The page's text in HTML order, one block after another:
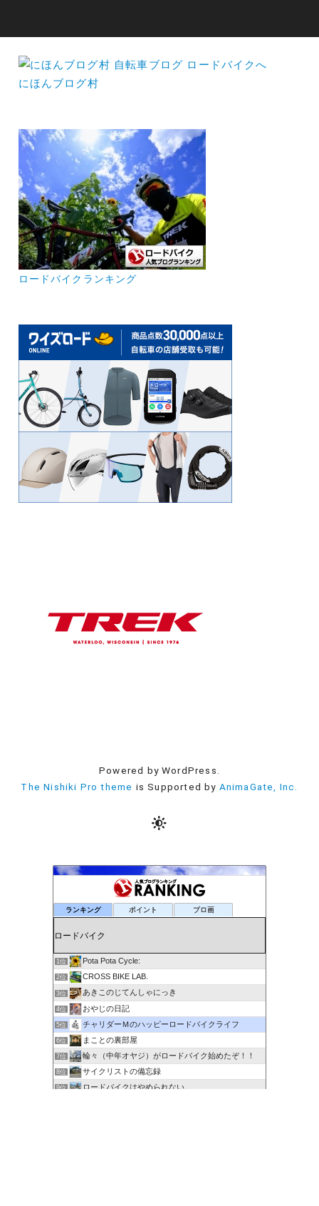
にほんブログ村
ロードバイクランキング
Powered by WordPress.
The Nishiki Pro theme is Supported by AnimaGate, Inc.
ランキング ポイント ブロ画
1位 Pota Pota Cycle:
2位 CROSS BIKE LAB.
3位 あきこのじてんしゃにっき
4位 おやじの日記
5位 チャリダーＭのハッピーロードバイクライフ
6位 まことの裏部屋
7位 輪々（中年オヤジ）がロードバイク始めたぞ！！
8位 サイクリストの備忘録
9位 ロードバイクはやめられない